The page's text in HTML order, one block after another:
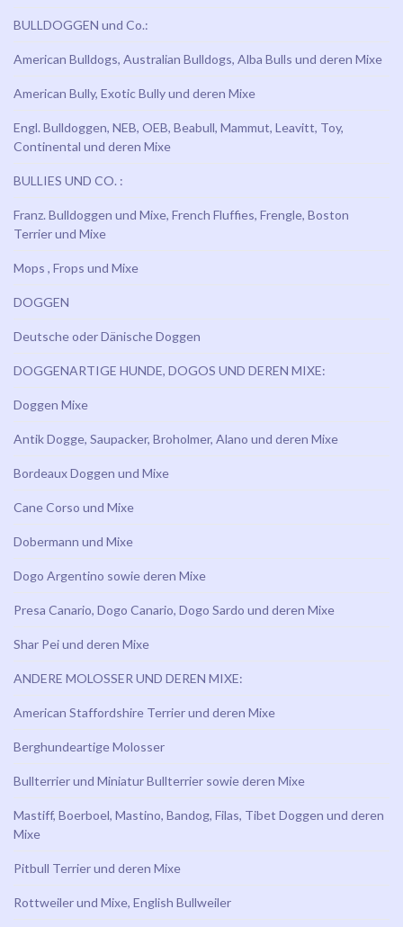
BULLDOGGEN und Co.:
American Bulldogs, Australian Bulldogs, Alba Bulls und deren Mixe
American Bully, Exotic Bully und deren Mixe
Engl. Bulldoggen, NEB, OEB, Beabull, Mammut, Leavitt, Toy,
Continental und deren Mixe
BULLIES UND CO. :
Franz. Bulldoggen und Mixe, French Fluffies, Frengle, Boston
Terrier und Mixe
Mops , Frops und Mixe
DOGGEN
Deutsche oder Dänische Doggen
DOGGENARTIGE HUNDE, DOGOS UND DEREN MIXE:
Doggen Mixe
Antik Dogge, Saupacker, Broholmer, Alano und deren Mixe
Bordeaux Doggen und Mixe
Cane Corso und Mixe
Dobermann und Mixe
Dogo Argentino sowie deren Mixe
Presa Canario, Dogo Canario, Dogo Sardo und deren Mixe
Shar Pei und deren Mixe
ANDERE MOLOSSER UND DEREN MIXE:
American Staffordshire Terrier und deren Mixe
Berghundeartige Molosser
Bullterrier und Miniatur Bullterrier sowie deren Mixe
Mastiff, Boerboel, Mastino, Bandog, Filas, Tibet Doggen und deren
Mixe
Pitbull Terrier und deren Mixe
Rottweiler und Mixe, English Bullweiler